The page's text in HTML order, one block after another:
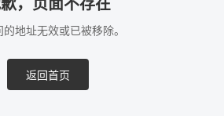
，页面不存在
的地址无效或已被移除。
返回首页